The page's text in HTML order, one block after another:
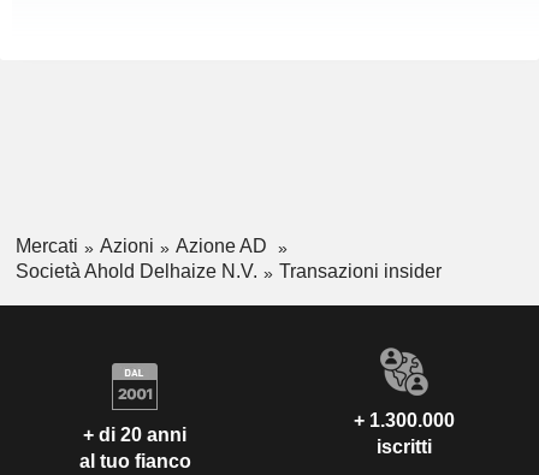
Mercati Azioni
Azione AD
Società Ahold Delhaize N.V.
Transazioni insider
+ di 20 anni
al tuo fianco
+ 1.300.000
iscritti